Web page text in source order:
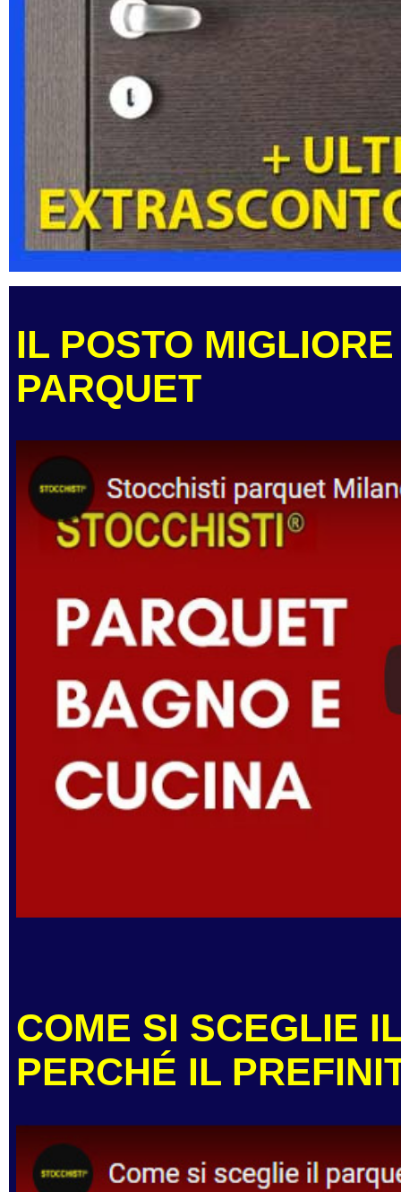
IL POSTO
PARQUET
COME SI SCEGLIE
PERCHÉ IL